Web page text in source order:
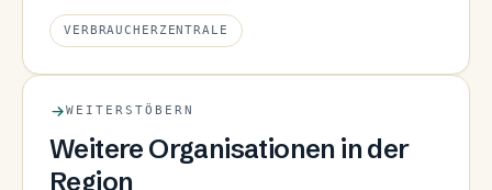
VERBRAUCHERZENTRALE
WEITERSTÖBERN
Weitere Organisationen in der
Region